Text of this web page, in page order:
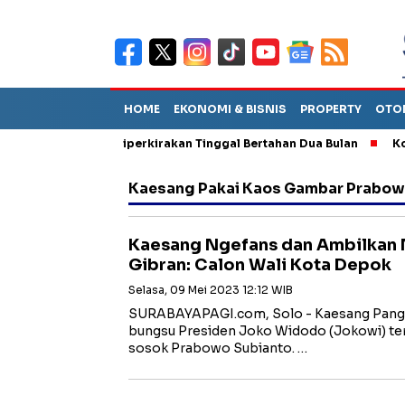
HOME EKONOMI & BISNIS PROPERTY
Sebut TPA Diperkirakan Tinggal Bertahan Dua Bulan Korupsi
Kaesang Pakai Kaos Gambar
Kaesang Ngefans dan Ambilkan
Gibran: Calon Wali Kota Depok
Selasa, 09 Mei 2023 12:12 WIB
SURABAYAPAGI.com, Solo - Kaesang
bungsu Presiden Joko Widodo (Jokowi)
sosok Prabowo Subianto. …